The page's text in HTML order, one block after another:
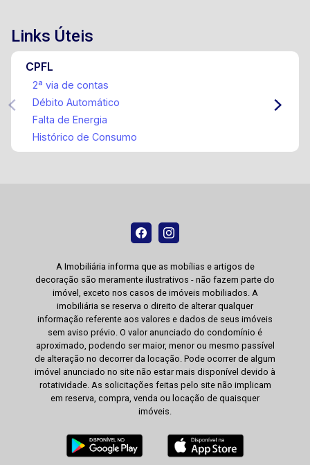
Links Úteis
CPFL
2ª via de contas
Débito Automático
Falta de Energia
Histórico de Consumo
A Imobiliária informa que as mobílias e artigos de
decoração são meramente ilustrativos - não fazem parte do
imóvel, exceto nos casos de imóveis mobiliados. A
imobiliária se reserva o direito de alterar qualquer
informação referente aos valores e dados de seus imóveis
sem aviso prévio. O valor anunciado do condomínio é
aproximado, podendo ser maior, menor ou mesmo passível
de alteração no decorrer da locação. Pode ocorrer de algum
imóvel anunciado no site não estar mais disponível devido à
rotatividade. As solicitações feitas pelo site não implicam
em reserva, compra, venda ou locação de quaisquer
imóveis.